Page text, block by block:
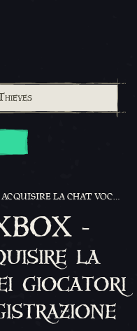
GIOCATORI DURANTE LA REGISTRAZIONE
-
la
giocatori